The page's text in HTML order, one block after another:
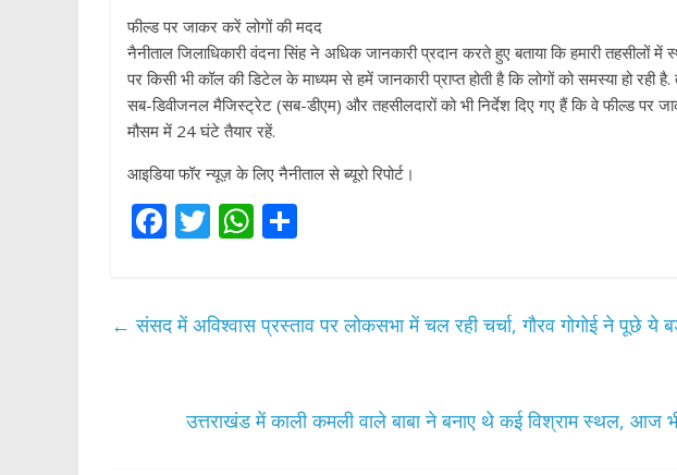
फील्ड पर जाकर करें लोगों की मदद
नैनीताल जिलाधिकारी वंदना सिंह ने अधिक जानकारी प्रदान करते हुए बताया कि हमारी
पर किसी भी कॉल की डिटेल के माध्यम से हमें जानकारी प्राप्त होती है कि लोगों को समस्या हो रही
सब-डिवीजनल मैजिस्ट्रेट (सब-डीएम) और तहसीलदारों को भी निर्देश दिए गए हैं कि वे फील्ड
मौसम में 24 घंटे तैयार रहें.
आइडिया फॉर न्यूज़ के लिए नैनीताल से ब्यूरो रिपोर्ट।
F
b
T
er
W
s
p
e
← संसद में अविश्वास प्रस्ताव पर लोकसभा में चल रही चर्चा, गौरव गोगोई ने पूछे ये
उत्तराखंड में काली कमली वाले बाबा ने बनाए थे कई विश्राम स्थल, आज